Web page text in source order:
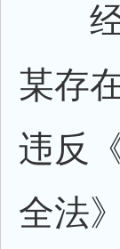
经
某存
违反
全法